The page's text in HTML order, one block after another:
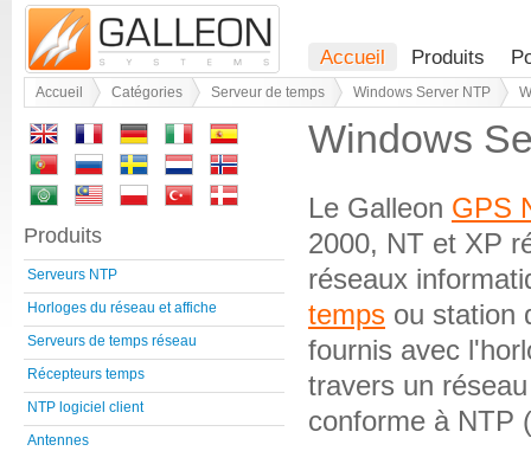
Accueil Produits
Accueil Catégories Serveur de temps Windows Server NTP
Windows
Le Galleon GPS
2000, NT et XP
réseaux
temps ou station
fournis avec
travers un
conforme à NTP
Produits
Serveurs NTP
Horloges du réseau et affiche
Serveurs de temps réseau
Récepteurs temps
NTP logiciel client
Antennes